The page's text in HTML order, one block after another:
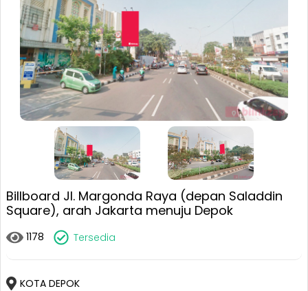
Billboard Jl. Margonda Raya (depan Saladdin
Square), arah Jakarta menuju Depok
1178 Tersedia
KOTA DEPOK